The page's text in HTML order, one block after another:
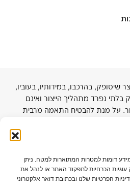
דומות למטרות המתוארות למטה. ניתן
הכרחיות לתפקוד האתר או לנהל את
הפרטיות שלנו ובכתובת דואר אלקטרוני
שיסופק, בהרכבו, במידותיו, בעוביו,
בלתי נפרד מתהליך הייצור ואינם
על מנת להבטיח התאמה מרבית
תקני איכות וקיימות